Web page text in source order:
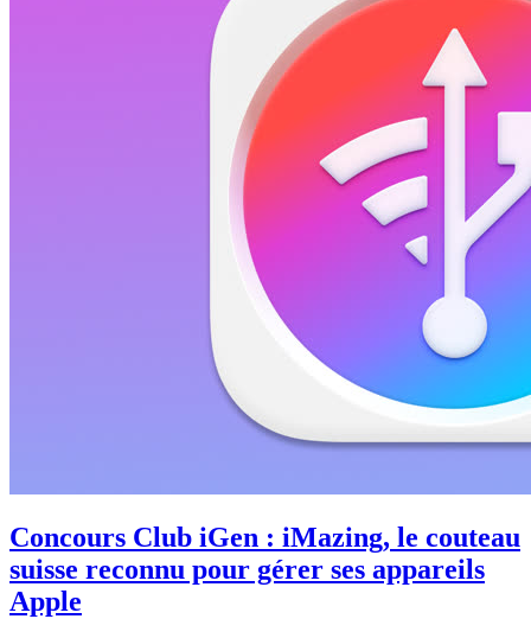
Concours Club iGen : iMazing, le couteau
suisse reconnu pour gérer ses appareils
Apple